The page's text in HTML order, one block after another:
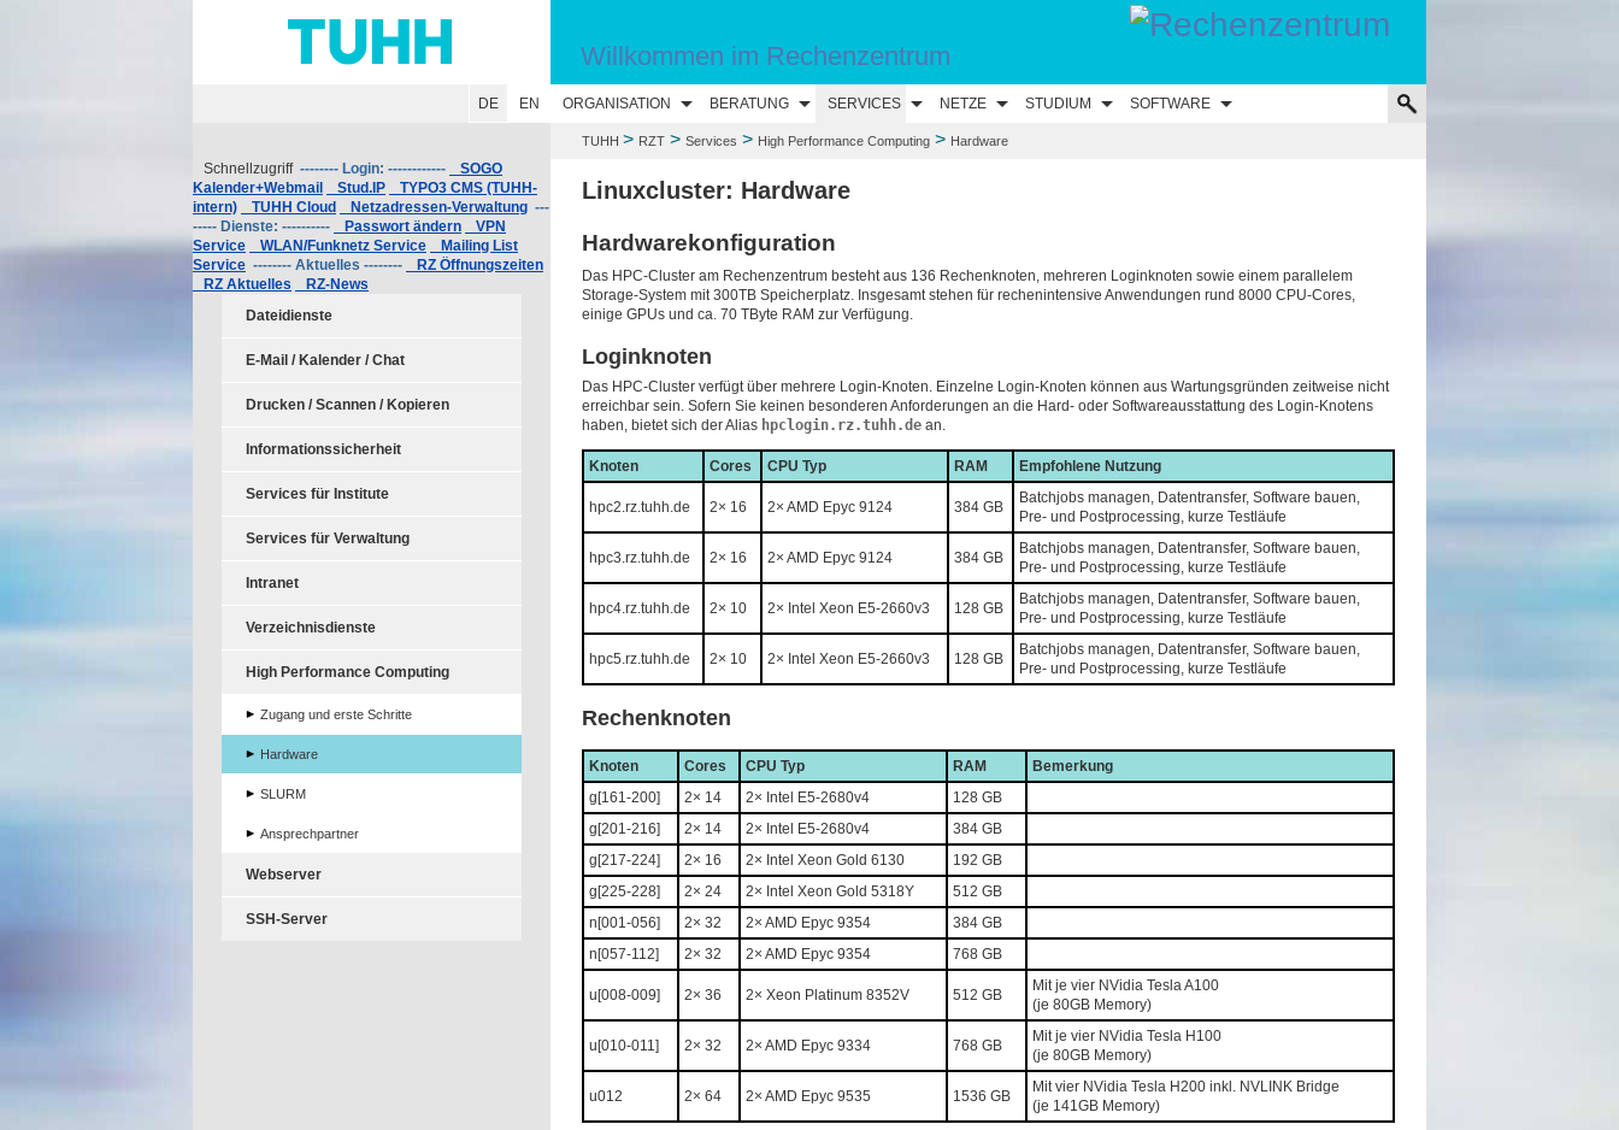
Willkommen im Rechenzentrum
DE EN ORGANISATION BERATUNG SERVICES NETZE STUDIUM SOFTWARE
TUHH > RZT> Services > High Performance Computing> Hardware
Linuxcluster: Hardware
Hardwarekonfiguration
Das HPC-Cluster am Rechenzentrum besteht aus 136 Rechenknoten, mehreren Loginknoten sowie einem parallelem
Storage-System mit 300TB Speicherplatz. Insgesamt stehen für rechenintensive Anwendungen rund 8000 CPU-Cores,
einige GPUs und ca. 70 TByte RAM zur Verfügung.
Loginknoten
Das HPC-Cluster verfügt über mehrere Login-Knoten. Einzelne Login-Knoten können aus Wartungsgründen zeitweise nicht
erreichbar sein. Sofern Sie keinen besonderen Anforderungen an die Hard- oder Softwareausstattung des Login-Knotens
haben, bietet sich der Alias hpclogin.rz.tuhh.dean.
Knoten Cores CPU Typ RAM Empfohlene Nutzung
hpc2.rz.tuhh.de 2× 16 2× AMD Epyc 9124 384 GB
Batchjobs managen, Datentransfer, Software bauen,
Pre- und Postprocessing, kurze Testläufe
hpc3.rz.tuhh.de 2× 16 2× AMD Epyc 9124 384 GB
Batchjobs managen, Datentransfer, Software bauen,
Pre- und Postprocessing, kurze Testläufe
hpc4.rz.tuhh.de 2× 10 2× Intel Xeon E5-2660v3 128 GB
Batchjobs managen, Datentransfer, Software bauen,
Pre- und Postprocessing, kurze Testläufe
hpc5.rz.tuhh.de 2× 10 2× Intel Xeon E5-2660v3 128 GB
Batchjobs managen, Datentransfer, Software bauen,
Pre- und Postprocessing, kurze Testläufe
Rechenknoten
Knoten Cores CPU Typ RAM
Bemerkung
g[161-200]
2× 14 2× Intel E5-2680v4
128 GB
g[201-216]
2× 14 2× Intel E5-2680v4
384 GB
g[217-224]
2× 16 2× Intel Xeon Gold 6130
192 GB
g[225-228]
2× 24 2× Intel Xeon Gold 5318Y
512 GB
n[001-056]
2× 32 2× AMD Epyc 9354
384 GB
n[057-112]
2× 32 2× AMD Epyc 9354 768 GB
u[008-009] 2× 36 2× Xeon Platinum 8352V 512 GB
Mit je vier NVidia Tesla A100
(je 80GB Memory)
u[010-011] 2× 32 2× AMD Epyc 9334 768 GB
Mit je vier NVidia Tesla H100
(je 80GB Memory)
u012 2× 64 2× AMD Epyc 9535 1536 GB
Mit vier NVidia Tesla H200 inkl. NVLINK Bridge
(je 141GB Memory)
Schnellzugriff -------- Login: ------------
SOGO
Kalender+Webmail
Stud.IP
TYPO3 CMS (TUHH-
intern)
TUHH Cloud Netzadressen-Verwaltung ---
----- Dienste: ----------
Passwort ändern
VPN
Service
WLAN/Funknetz Service
Mailing List
Service -------- Aktuelles --------
RZ Öffnungszeiten
RZ Aktuelles
RZ-News
Dateidienste
E-Mail / Kalender / Chat
Drucken / Scannen / Kopieren
Informationssicherheit
Services für Institute
Services für Verwaltung
Intranet
Verzeichnisdienste
High Performance Computing
Zugang und erste Schritte
Hardware
SLURM
Ansprechpartner
Webserver
SSH-Server